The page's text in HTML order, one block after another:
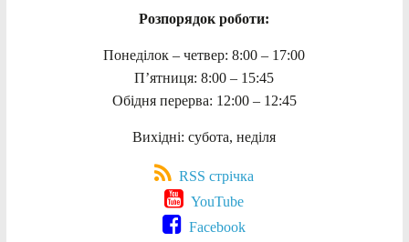
Розпорядок роботи:
Понеділок – четвер: 8:00 – 17:00
П’ятниця: 8:00 – 15:45
Обідня перерва: 12:00 – 12:45
Вихідні: субота, неділя
RSS стрічка
YouTube
Facebook